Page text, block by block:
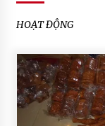
HOẠT ĐỘNG